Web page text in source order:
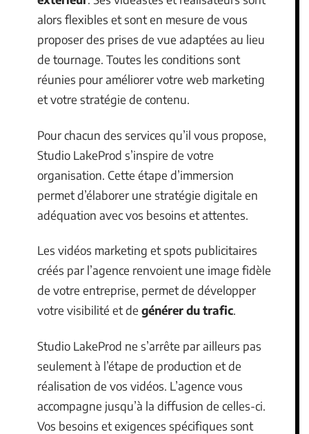
alors flexibles et sont en mesure de vous
proposer des prises de vue adaptées au lieu
de tournage. Toutes les conditions sont
réunies pour améliorer votre web marketing
et votre stratégie de contenu.
Pour chacun des services qu’il vous propose,
Studio LakeProd s’inspire de votre
organisation. Cette étape d’immersion
permet d’élaborer une stratégie digitale en
adéquation avec vos besoins et attentes.
Les vidéos marketing et spots publicitaires
créés par l’agence renvoient une image fidèle
de votre entreprise, permet de développer
votre visibilité et de générer du trafic.
Studio LakeProd ne s’arrête par ailleurs pas
seulement à l’étape de production et de
réalisation de vos vidéos. L’agence vous
accompagne jusqu’à la diffusion de celles-ci.
Vos besoins et exigences spécifiques sont